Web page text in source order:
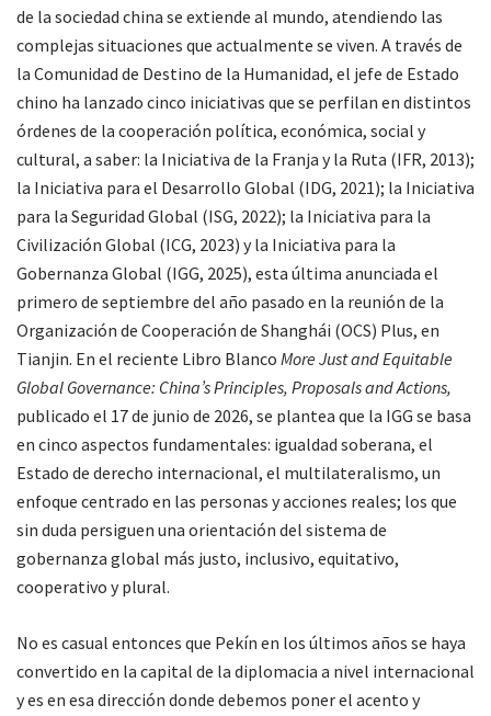
de la sociedad china se extiende al mundo, atendiendo las
complejas situaciones que actualmente se viven. A través de
la Comunidad de Destino de la Humanidad, el jefe de Estado
chino ha lanzado cinco iniciativas que se perfilan en distintos
órdenes de la cooperación política, económica, social y
cultural, a saber: la Iniciativa de la Franja y la Ruta (IFR, 2013);
la Iniciativa para el Desarrollo Global (IDG, 2021); la Iniciativa
para la Seguridad Global (ISG, 2022); la Iniciativa para la
Civilización Global (ICG, 2023) y la Iniciativa para la
Gobernanza Global (IGG, 2025), esta última anunciada el
primero de septiembre del año pasado en la reunión de la
Organización de Cooperación de Shanghái (OCS) Plus, en
Tianjin. En el reciente Libro Blanco More Just and Equitable
Global Governance: China’s Principles, Proposals and Actions,
publicado el 17 de junio de 2026, se plantea que la IGG se basa
en cinco aspectos fundamentales: igualdad soberana, el
Estado de derecho internacional, el multilateralismo, un
enfoque centrado en las personas y acciones reales; los que
sin duda persiguen una orientación del sistema de
gobernanza global más justo, inclusivo, equitativo,
cooperativo y plural.
No es casual entonces que Pekín en los últimos años se haya
convertido en la capital de la diplomacia a nivel internacional
y es en esa dirección donde debemos poner el acento y